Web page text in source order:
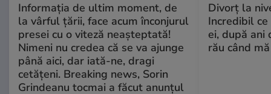
Informația de ultim moment, de
la vârful țării, face acum înconjurul
presei cu o viteză neașteptată!
Nimeni nu credea că se va ajunge
până aici, dar iată-ne, dragi
cetățeni. Breaking news, Sorin
Grindeanu tocmai a făcut anunțul
Divorț la
Incredibil
ei, după ani
rău când